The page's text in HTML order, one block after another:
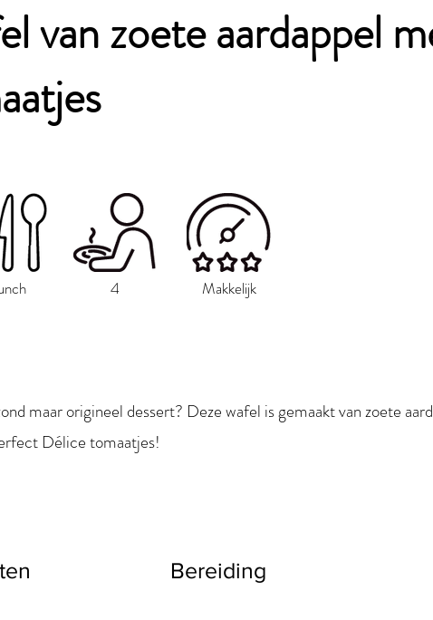
van zoete aardappel
4 Makkelijk
maar origineel dessert? Deze wafel is gemaakt van zoete
Délice tomaatjes!
Bereiding